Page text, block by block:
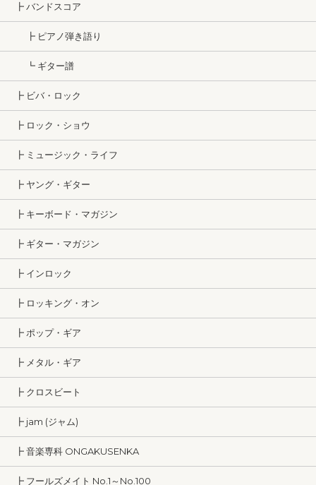
┣ バンドスコア
┣ ピアノ弾き語り
┗ ギター譜
┣ ビバ・ロック
┣ ロック・ショウ
┣ ミュージック・ライフ
┣ ヤング・ギター
┣ キーボード・マガジン
┣ ギター・マガジン
┣ インロック
┣ ロッキング・オン
┣ ポップ・ギア
┣ メタル・ギア
┣ クロスビート
┣ jam (ジャム)
┣ 音楽専科 ONGAKUSENKA
┣ フールズメイト No.1～No.100